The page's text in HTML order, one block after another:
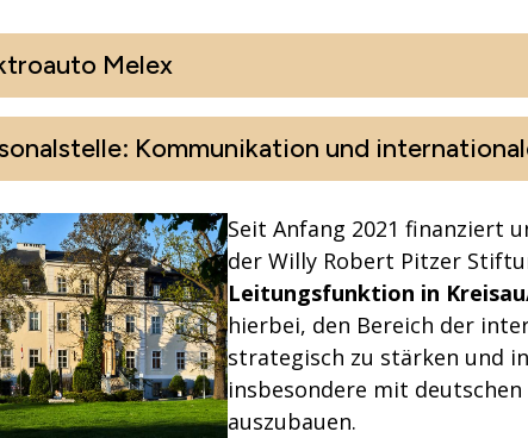
Melex
Kommunikation und
Seit Anfang 2021 finanziert
der Willy Robert Pitzer
Leitungsfunktion in
hierbei, den Bereich der
strategisch zu stärken und
insbesondere mit
auszubauen.